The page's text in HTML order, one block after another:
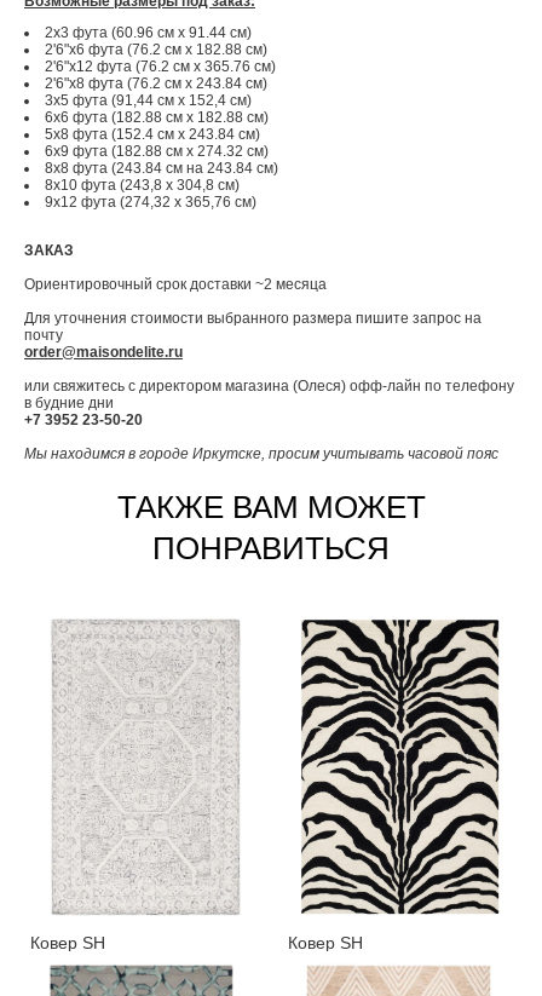
2x3 фута (60.96 см x 91.44 см)
2'6"x6 фута (76.2 см x 182.88 см)
2'6"x12 фута (76.2 см x 365.76 см)
2'6"x8 фута (76.2 см x 243.84 см)
3x5 фута (91,44 см х 152,4 см)
6x6 фута (182.88 см x 182.88 см)
5x8 фута (152.4 см x 243.84 см)
6x9 фута (182.88 см x 274.32 см)
8x8 фута (243.84 см на 243.84 см)
8x10 фута (243,8 x 304,8 см)
9x12 фута (274,32 x 365,76 см)
ЗАКАЗ
Ориентировочный срок доставки ~2 месяца
Для уточнения стоимости выбранного размера пишите запрос на
почту
order@maisondelite.ru
или свяжитесь с директором магазина (Олеся) офф-лайн по телефону
в будние дни
+7 3952 23-50-20
Мы находимся в городе Иркутске, просим учитывать часовой пояс
ТАКЖЕ ВАМ МОЖЕТ
ПОНРАВИТЬСЯ
Ковер SH Ковер SH